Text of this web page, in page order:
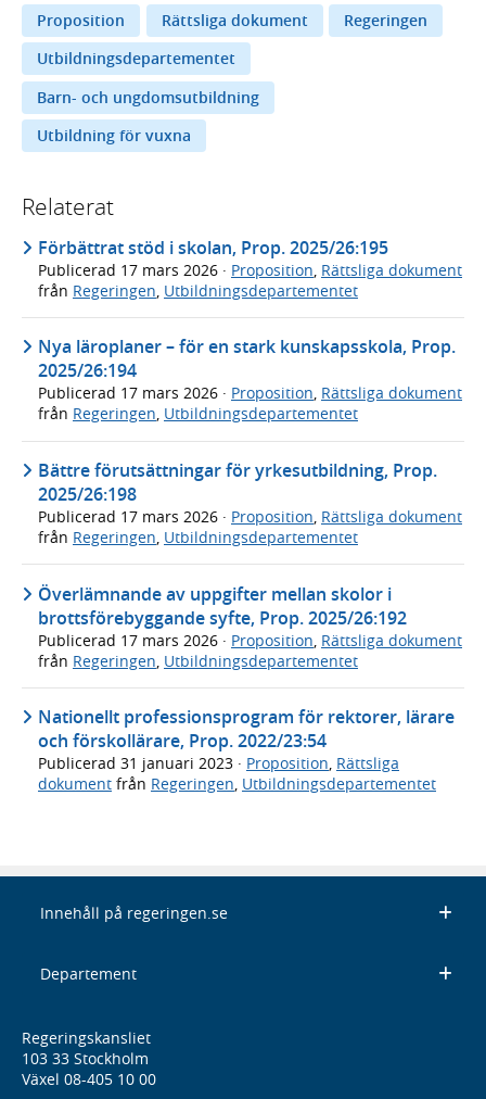
Proposition Rättsliga dokument
Regeringen
Utbildningsdepartementet
Barn- och ungdomsutbildning
Utbildning för vuxna
Relaterat
Förbättrat stöd i skolan, Prop. 2025/26:195
Publicerad 17 mars 2026 · Proposition Rättsliga dokument
från Regeringen Utbildningsdepartementet
Nya läroplaner – för en stark kunskapsskola, Prop.
2025/26:194
Publicerad 17 mars 2026 · Proposition, Rättsliga dokument
från Regeringen, Utbildningsdepartementet
Bättre förutsättningar för yrkesutbildning, Prop.
2025/26:198
Publicerad 17 mars 2026 · Proposition, Rättsliga dokument
från Regeringen, Utbildningsdepartementet
Överlämnande av uppgifter mellan skolor i
brottsförebyggande syfte, Prop. 2025/26:192
Publicerad 17 mars 2026 · Proposition Rättsliga dokument
från Regeringen Utbildningsdepartementet
Nationellt professionsprogram för rektorer, lärare
och förskollärare, Prop. 2022/23:54
Publicerad 31 januari 2023 · Proposition, Rättsliga
dokument från Regeringen, Utbildningsdepartementet
Innehåll på regeringen.se
Departement
Regeringskansliet
103 33 Stockholm
Växel 08-405 10 00